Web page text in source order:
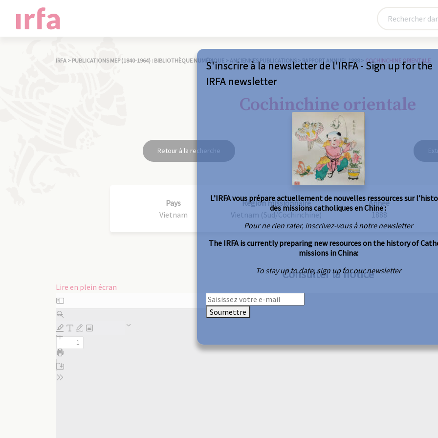
IRFA > PUBLICATIONS MEP (1840-1964) : BIBLIOTHÈQUE NUMÉRIQUE > ANCIENNES PUBLICATIONS > RAPPORT ANNUEL 1888 > COCHINCHINE ORIENTALE
Cochinchine orientale
Retour à la recherche
Pays
Vietnam
Région missionnaire
Vietnam (Sud/Cochinchine)
Année
1888
Consulter la notice
Lire en plein écran
Aller
au
contenu
PDF
S'inscrire à la newsletter de l'IRFA - Sign up for the
IRFA newsletter
L’IRFA vous prépare actuellement de nouvelles ressources sur
des missions catholiques en Chine :
Pour ne rien rater, inscrivez-vous à notre newsletter
The IRFA is currently preparing new resources on the history of
missions in China:
To stay up to date, sign up for our newsletter
Soumettre